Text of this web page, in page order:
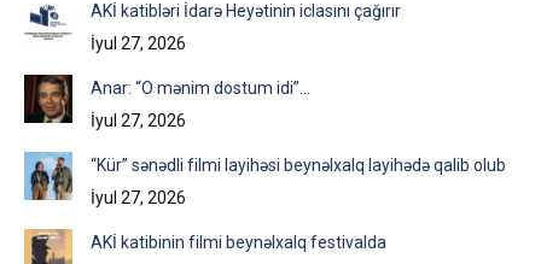
AKİ katibləri İdarə Heyətinin iclasını çağırır
İyul 27, 2026
Anar: “O mənim dostum idi”…
İyul 27, 2026
“Kür” sənədli filmi layihəsi beynəlxalq layihədə qalib olub
İyul 27, 2026
AKİ katibinin filmi beynəlxalq festivalda